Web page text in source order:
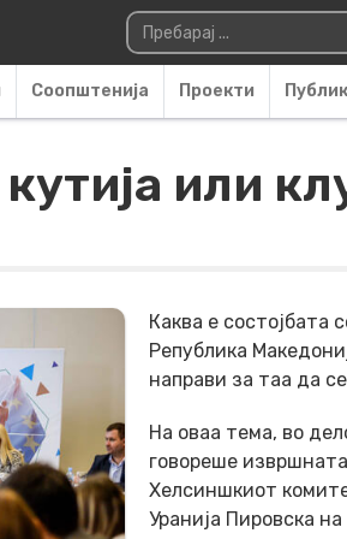
Пребарувај за:
Соопштенија Проекти
или
Каква е состојбата
Република
направи за таа да
На оваа тема, во
говореше
Хелсиншкиот
Уранија Пировска